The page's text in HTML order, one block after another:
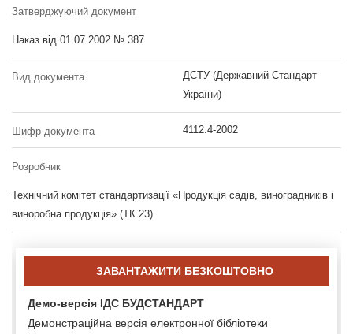
Затверджуючий документ
Наказ від 01.07.2002 № 387
Вид документа
ДСТУ (Державний Стандарт
України)
Шифр документа 4112.4-2002
Розробник
Технічний комітет стандартизації «Продукція садів, виноградників і
виноробна продукція» (ТК 23)
ЗАВАНТАЖИТИ БЕЗКОШТОВНО
Демо-версія ІДС БУДСТАНДАРТ
Демонстраційна версія електронної бібліотеки